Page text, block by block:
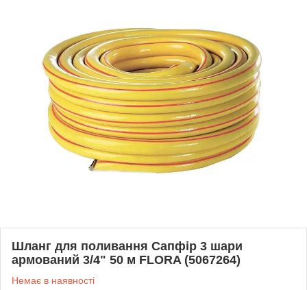
Шланг для поливання Сапфір 3 шари
армований 3/4" 50 м FLORA (5067264)
Немає в наявності